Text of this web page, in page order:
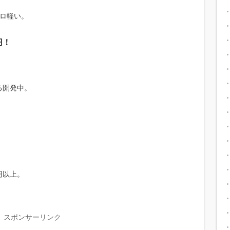
軽い。
発中。
上。
スポンサーリンク